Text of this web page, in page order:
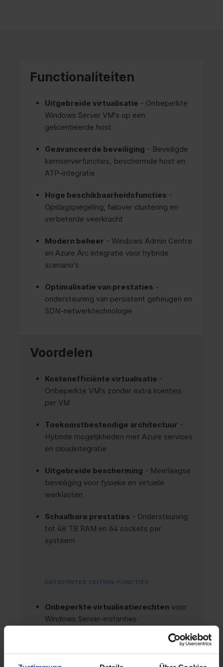
Functionaliteiten
Uitgebreide virtualisatie - Onbeperkte
Windows Server VM's op een
gelicentieerde host
Geavanceerde beveiliging - Beveiligde
kernserverfuncties, beschermde host en
ATP-integratie
Hoge beschikbaarheidsfuncties -
Opslagspiegeling, failover clustering en
verbeterde veerkracht
Modern beheer - Windows Admin Centre
en Azure Arc integratie voor hybride
scenario's
Optimalisatie van prestaties -
ondersteuning van persistent geheugen en
SDN-netwerktechnologie
Voordelen
Kostenefficiënte virtualisatie -
Onbeperkte VM's zonder extra licenties
per VM
Toekomstbestendige architectuur -
Hybride mogelijkheden met Azure services
en cloudintegratie
Uitgebreide bescherming - Meerlaagse
beveiliging voor fysieke en virtuele
werklasten
Schaalbare prestaties - Ondersteuning
tot 48 TB RAM en 64 sockets per
systeem
DATACENTER EDITION-FUNCTIES:
Onbeperkte virtualisatierechten voor
Windows Server-instanties
softwaregedefinieerde opslag